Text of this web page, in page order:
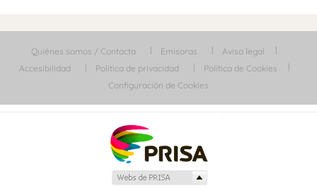
Quiénes somos / Contacta Emisoras
Aviso legal
Accesibilidad
Política de privacidad
Política de Cookies
Configuración de Cookies